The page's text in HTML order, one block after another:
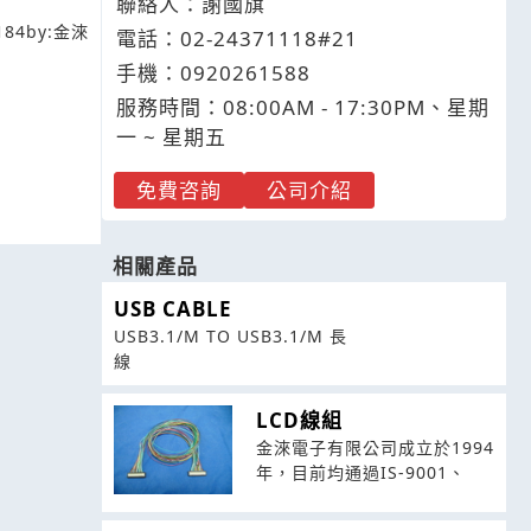
by:金淶
電話： 02-24371118#21
手機： 0920261 588
服務時間：08:00AM - 17:30PM、星期
一 ~ 星期五
免費咨詢
公司介紹
相關產品
USB CABLE
USB3.1/M TO USB3.1/M 長
線
LCD線組
金淶電子有限公司成立於1994
年，目前均通過IS-9001、